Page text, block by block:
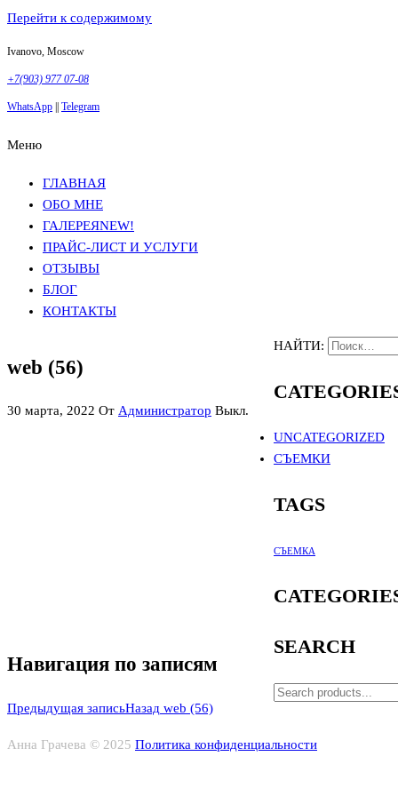
Перейти к содержимому
Ivanovo, Moscow
+7(903) 977 07-08
WhatsApp Telegram
Меню
ГЛАВНАЯ
ОБО МНЕ
ГАЛЕРЕЯNEW!
ПРАЙС-ЛИСТ И УСЛУГИ
ОТЗЫВЫ
БЛОГ
КОНТАКТЫ
web (56)
30 марта, 2022 От Администратор Выкл.
Навигация по записям
Предыдущая записьНазад web (56)
НАЙТИ:
UNCATEGORIZED
СЪЕМКИ
TAGS
СЪЕМКА
SEARCH
Анна Грачева © 2025 Политика конфиденциальности